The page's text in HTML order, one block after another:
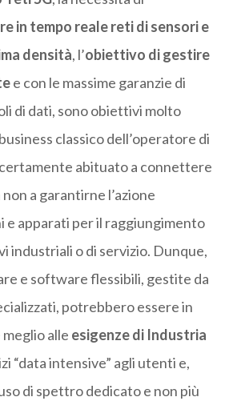
in tempo reale reti di sensori e
densità, l’obiettivo di gestire
e con le massime garanzie di
di dati, sono obiettivi molto
classico dell’operatore di
abituato a connettere
a garantirne l’azione
e apparati per il raggiungimento
industriali o di servizio. Dunque,
e software flessibili, gestite da
potrebbero essere in
alle esigenze di Industria
“data intensive” agli utenti e,
di spettro dedicato e non più